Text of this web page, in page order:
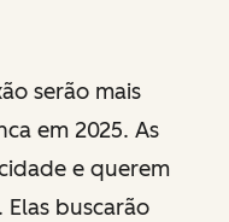
serão mais
em 2025. As
e querem
buscarão